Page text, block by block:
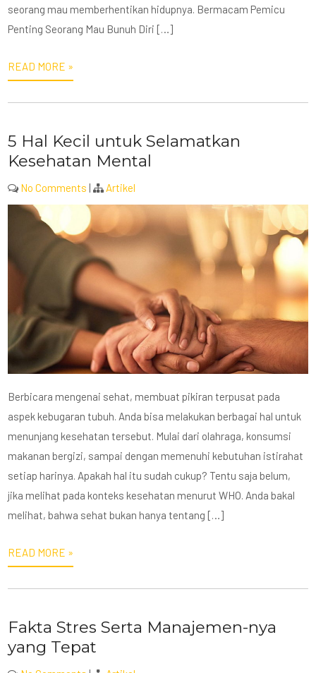
seorang mau memberhentikan hidupnya. Bermacam Pemicu
Penting Seorang Mau Bunuh Diri […]
READ MORE »
5 Hal Kecil untuk Selamatkan
Kesehatan Mental
No Comments | Artikel
Berbicara mengenai sehat, membuat pikiran terpusat pada
aspek kebugaran tubuh. Anda bisa melakukan berbagai hal untuk
menunjang kesehatan tersebut. Mulai dari olahraga, konsumsi
makanan bergizi, sampai dengan memenuhi kebutuhan istirahat
setiap harinya. Apakah hal itu sudah cukup? Tentu saja belum,
jika melihat pada konteks kesehatan menurut WHO. Anda bakal
melihat, bahwa sehat bukan hanya tentang […]
READ MORE »
Fakta Stres Serta Manajemen-nya
yang Tepat